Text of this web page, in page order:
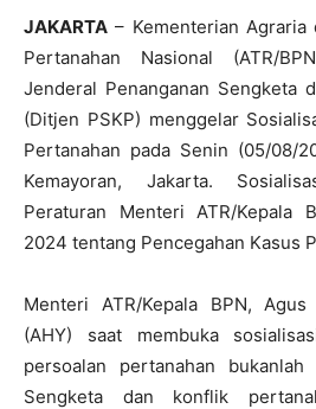
JAKARTA – Kementerian Agraria
Pertanahan Nasional (ATR/
Jenderal Penanganan Sengketa
(Ditjen PSKP) menggelar
Pertanahan pada Senin (05/08/
Kemayoran, Jakarta.
Peraturan Menteri ATR/Kepala
2024 tentang Pencegahan Kasus
Menteri ATR/Kepala BPN,
(AHY) saat membuka
persoalan pertanahan bukanlah
Sengketa dan konflik